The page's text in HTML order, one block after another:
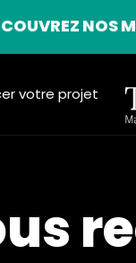
NOS
votre projet